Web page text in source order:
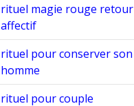
rituel magie rouge retour
affectif
rituel pour conserver son
homme
rituel pour couple